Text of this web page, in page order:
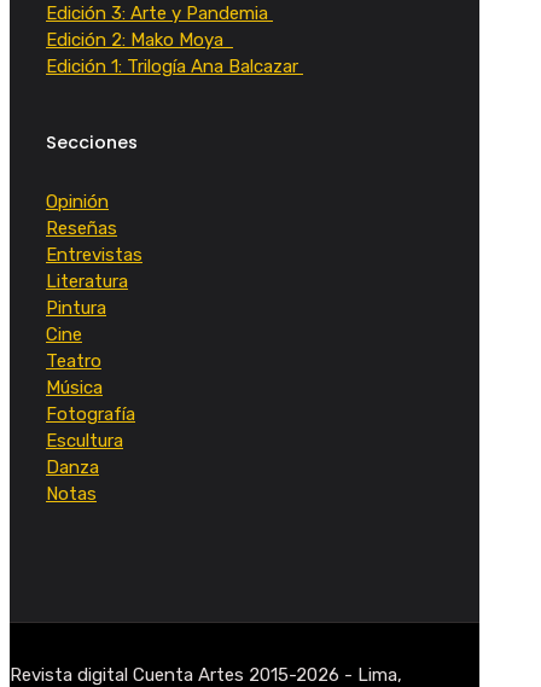
Edición 3: Arte y Pandemia
Edición 2: Mako Moya
Edición 1: Trilogía Ana Balcazar
Secciones
Opinión
Reseñas
Entrevistas
Literatura
Pintura
Cine
Teatro
Música
Fotografía
Escultura
Danza
Notas
Revista digital Cuenta Artes 2015-2026 - Lima,